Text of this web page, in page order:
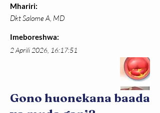
Mhariri:
Dkt Salome A, MD
Imeboreshwa:
2 Aprili 2026, 16:17:51
Gono huonekana baada